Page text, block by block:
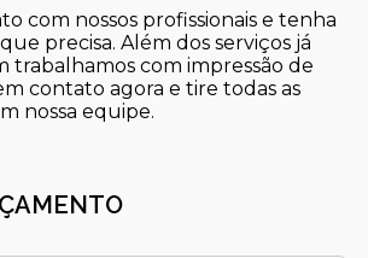
com nossos profissionais e tenha
precisa. Além dos serviços já
trabalhamos com impressão de
contato agora e tire todas as
nossa equipe.